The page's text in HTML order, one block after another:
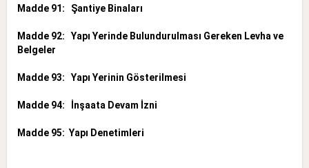
Madde 91: Şantiye Binaları
Madde 92: Yapı Yerinde Bulundurulması Gereken Levha ve
Belgeler
Madde 93: Yapı Yerinin Gösterilmesi
Madde 94: İnşaata Devam İzni
Madde 95: Yapı Denetimleri